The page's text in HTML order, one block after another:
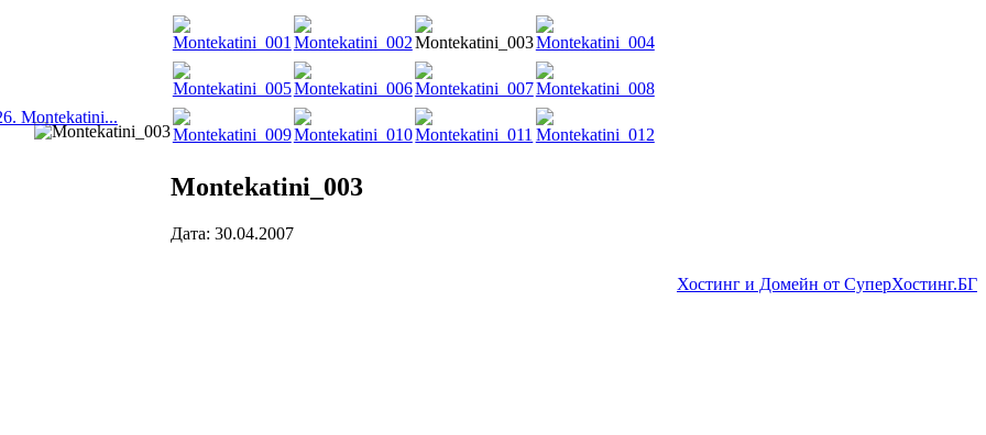
Montekatini_003
Дата: 30.04.2007
Montekatini...
Хостинг и Домейн от СуперХостинг.БГ